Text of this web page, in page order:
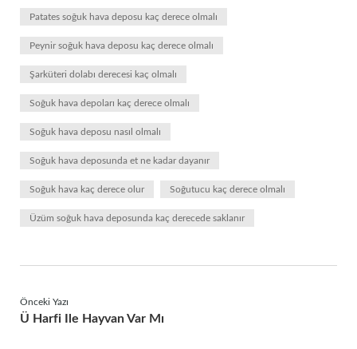
Patates soğuk hava deposu kaç derece olmalı
Peynir soğuk hava deposu kaç derece olmalı
Şarküteri dolabı derecesi kaç olmalı
Soğuk hava depoları kaç derece olmalı
Soğuk hava deposu nasıl olmalı
Soğuk hava deposunda et ne kadar dayanır
Soğuk hava kaç derece olur Soğutucu kaç derece olmalı
Üzüm soğuk hava deposunda kaç derecede saklanır
Önceki Yazı
Ü Harfi Ile Hayvan Var Mı